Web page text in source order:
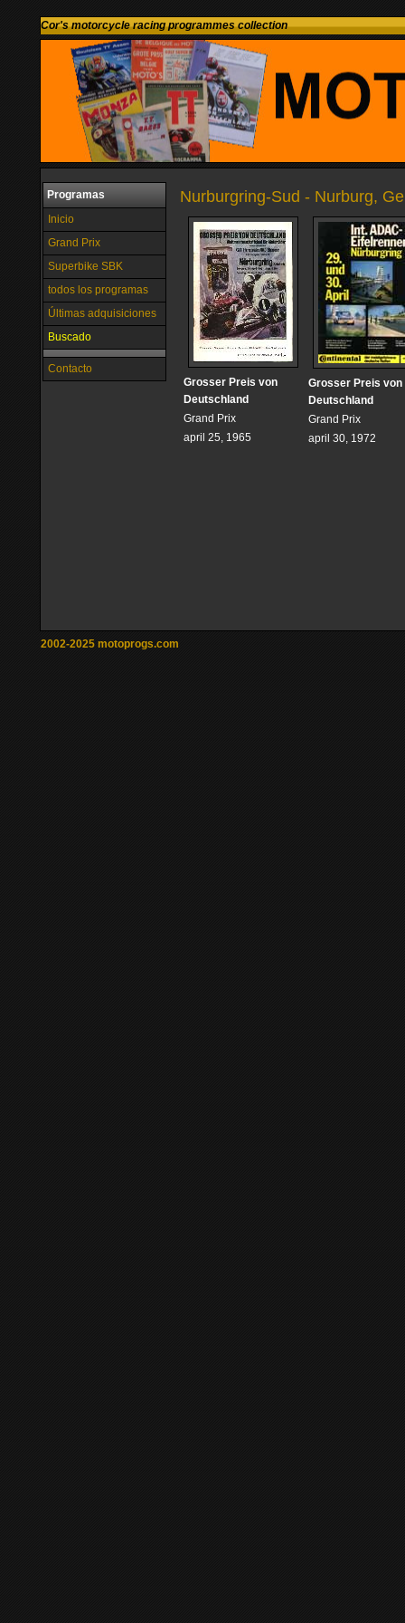
Cor's motorcycle racing programmes collection
Programas
Inicio
Grand Prix
Superbike SBK
todos los programas
Últimas adquisiciones
Buscado
Contacto
Nurburgring-Sud - Nurburg,
Grosser Preis von
Deutschland
Grand Prix
april 25, 1965
Grosser Preis von
Deutschland
Grand Prix
april 30, 1972
2002-2025 motoprogs.com